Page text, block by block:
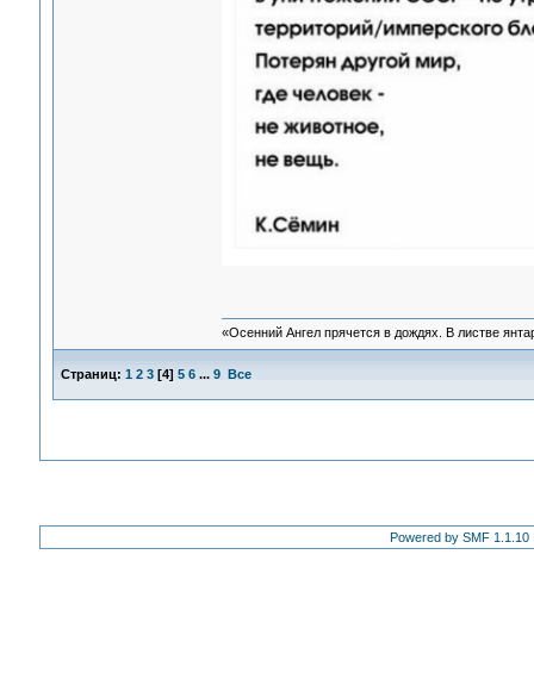
«Осенний Ангел прячется в дождях. В листве
Страниц: 1 2 3[4] 5 6 ... 9 Все
Powered by SMF 1.1.10